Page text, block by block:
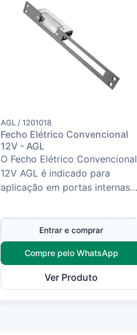
AGL / 1201018
Fecho Elétrico Convencional
12V - AGL
O Fecho Elétrico Convencional
12V AGL é indicado para
aplicação em portas internas
permitindo integração com
porteiros el...Entrar e comprar
Compre pelo WhatsApp
Ver Produto